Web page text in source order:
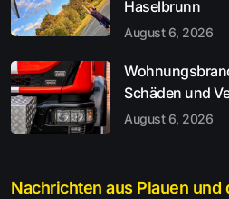
Haselbrunn
August 6, 2026
Schäden und
August 6, 2026
Nachrichten aus Plauen und